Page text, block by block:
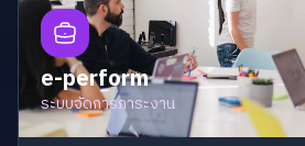
e-perform
ระบบจัดการภาระงาน